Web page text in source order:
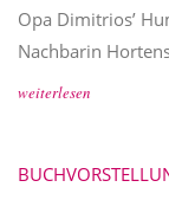
Opa Dimitriosʼ
Nachbarin
weiterlesen